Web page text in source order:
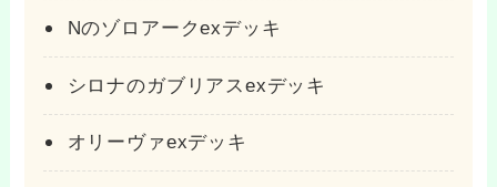
Nのゾロアークexデッキ
シロナのガブリアスexデッキ
オリーヴァexデッキ